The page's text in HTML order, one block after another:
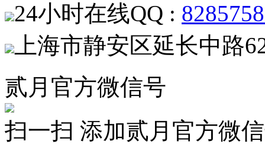
24小时在线QQ :
上海市静安区延长中路
贰月官方微信号
扫一扫 添加贰月官方微